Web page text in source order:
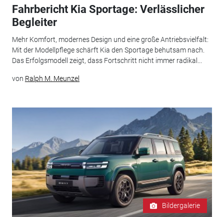
Fahrbericht Kia Sportage: Verlässlicher
Begleiter
Mehr Komfort, modernes Design und eine große Antriebsvielfalt:
Mit der Modellpflege schärft Kia den Sportage behutsam nach.
Das Erfolgsmodell zeigt, dass Fortschritt nicht immer radikal...
von Ralph M. Meunzel
Bildergalerie